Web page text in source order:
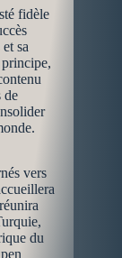
fidèle
sa
de
vers
du